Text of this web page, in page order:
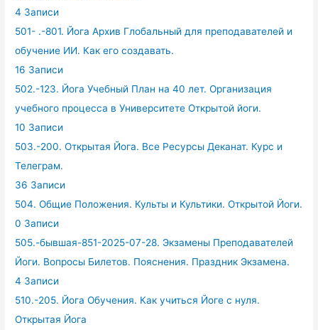
4 Записи
501- .-801. Йога Архив Глобальный для преподавателей и
обучение ИИ. Как его создавать.
16 Записи
502.-123. Йога Учебный План на 40 лет. Организация
учебного процесса в Университете Открытой йоги.
10 Записи
503.-200. Открытая Йога. Все Ресурсы Деканат. Курс и
Телеграм.
36 Записи
504. Общие Положения. Культы и Культики. Открытой Йоги.
0 Записи
505.-бывшая-851-2025-07-28. Экзамены Преподавателей
Йоги. Вопросы Билетов. Пояснения. Праздник Экзамена.
4 Записи
510.-205. Йога Обучения. Как учиться Йоге с нуля.
Открытая Йога